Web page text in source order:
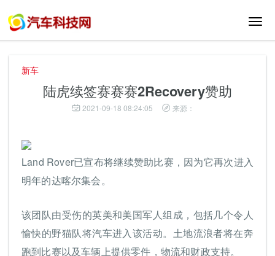
切
新车
陆虎续签赛赛赛2Recovery赞助
2021-09-18 08:24:05 来源：
Land Rover已宣布将继续赞助比赛，因为它再次进入
明年的达喀尔集会。
该团队由受伤的英美和美国军人组成，包括几个令人
愉快的野猫队将汽车进入该活动。土地流浪者将在奔
跑到比赛以及车辆上提供零件，物流和财政支持。